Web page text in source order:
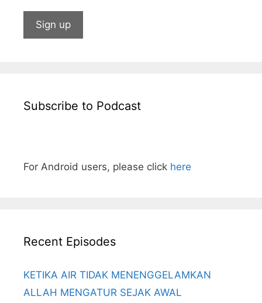
Subscribe to Podcast
For Android users, please click here
Recent Episodes
KETIKA AIR TIDAK MENENGGELAMKAN
ALLAH MENGATUR SEJAK AWAL